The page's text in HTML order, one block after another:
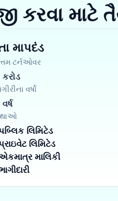
કરવા માટે
માપદંડ
ટર્નઓવર
વર્ષો
લિમિટેડ
લિમિટેડ
માલિકી